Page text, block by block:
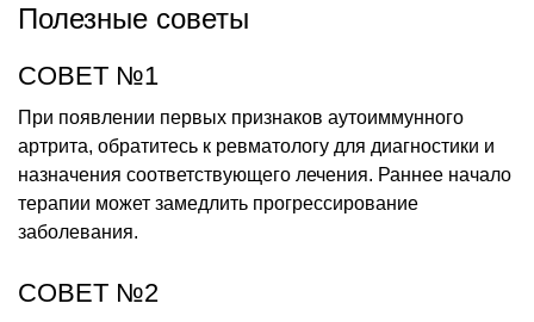
Полезные советы
СОВЕТ №1
При появлении первых признаков аутоиммунного
артрита, обратитесь к ревматологу для диагностики и
назначения соответствующего лечения. Раннее начало
терапии может замедлить прогрессирование
заболевания.
СОВЕТ №2